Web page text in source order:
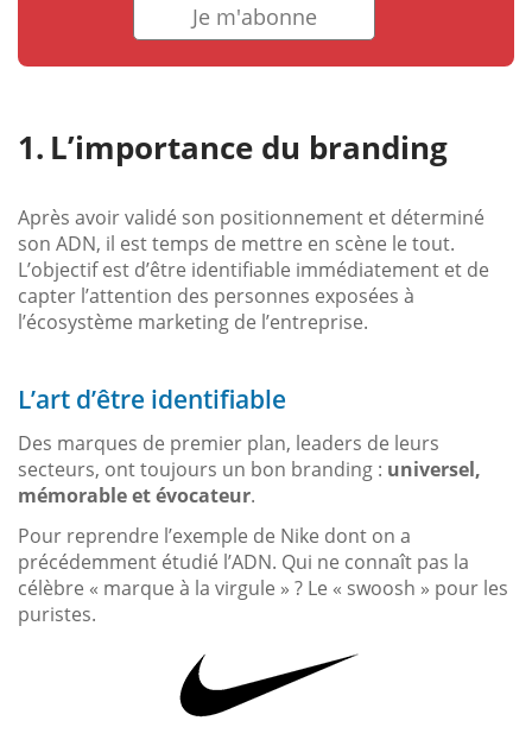
Je m'abonne
L’importance du branding
Après avoir validé son positionnement et déterminé
son ADN, il est temps de mettre en scène le tout.
L’objectif est d’être identifiable immédiatement et de
capter l’attention des personnes exposées à
l’écosystème marketing de l’entreprise.
L’art d’être identifiable
Des marques de premier plan, leaders de leurs
secteurs, ont toujours un bon branding : universel,
mémorable et évocateur.
Pour reprendre l’exemple de Nike dont on a
précédemment étudié l’ADN. Qui ne connaît pas la
célèbre « marque à la virgule » ? Le « swoosh » pour les
puristes.